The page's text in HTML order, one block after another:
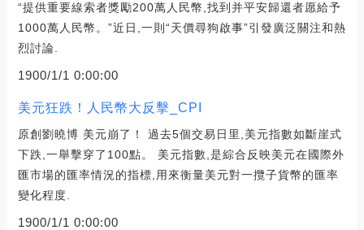
“提供重要線索者獎勵200萬人民幣,找到并平安歸還者愿給予
1000萬人民幣。”近日,一則“天價尋狗啟事”引發廣泛關注和熱
烈討論.
1900/1/1 0:00:00
美元狂跌！人民幣大反擊_CPI
原創劉曉博 美元崩了！ 過去5個交易日里,美元指數如斷崖式
下跌,一舉擊穿了100點。 美元指數,是綜合反映美元在國際外
匯市場的匯率情況的指標,用來衡量美元對一攬子貨幣的匯率
變化程度.
1900/1/1 0:00:00